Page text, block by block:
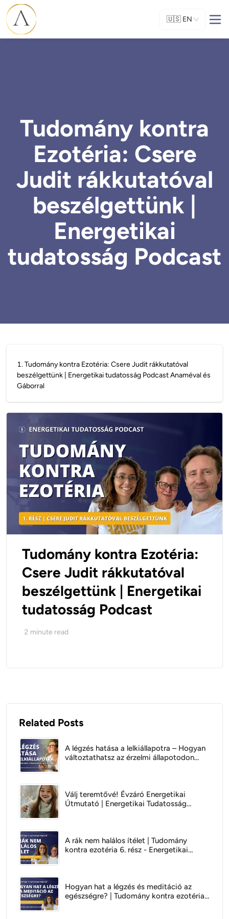
🇺🇸 EN
Tudomány kontra
Ezotéria: Csere
Judit rákkutatóval
beszélgettünk |
Energetikai
tudatosság Podcast
1.Tudomány kontra Ezotéria: Csere Judit rákkutatóval
beszélgettünk | Energetikai tudatosság Podcast Anaméval és
Gáborral
Tudomány kontra Ezotéria:
Csere Judit rákkutatóval
beszélgettünk | Energetikai
tudatosság Podcast
2 minute read
Related Posts
A légzés hatása a lelkiállapotra – Hogyan
változtathatsz az érzelmi állapotodon
Válj teremtővé! Évzáró Energetikai
Útmutató | Energetikai Tudatosság
A rák nem halálos ítélet | Tudomány
kontra ezotéria 6. rész - Energetikai
Hogyan hat a légzés és meditáció az
egészségre? | Tudomány kontra ezotéria